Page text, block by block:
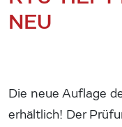
NEU
Die neue Auflage
erhältlich! Der